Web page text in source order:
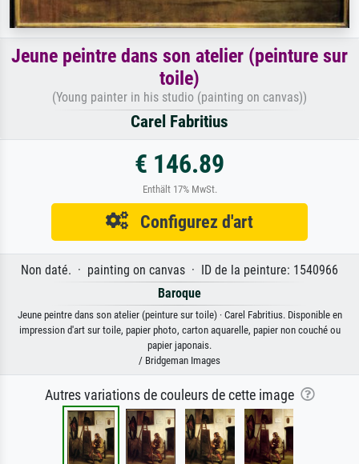
Jeune peintre dans son atelier (peinture sur
toile)
(Young painter in his studio (painting on canvas))
Carel Fabritius
€ 146.89
Enthält 17% MwSt.
Configurez d'art
Non daté. · painting on canvas · ID de la peinture: 1540966
Baroque
Jeune peintre dans son atelier (peinture sur toile) · Carel Fabritius. Disponible en
impression d'art sur toile, papier photo, carton aquarelle, papier non couché ou
papier japonais.
/ Bridgeman Images
Autres variations de couleurs de cette image